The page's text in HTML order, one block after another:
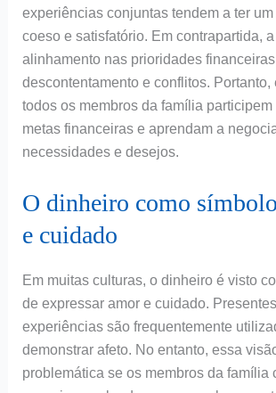
experiências conjuntas tendem a ter
coeso e satisfatório. Em contrapartida,
alinhamento nas prioridades
descontentamento e conflitos. Portanto,
todos os membros da família
metas financeiras e aprendam a
necessidades e desejos.
O dinheiro como
e cuidado
Em muitas culturas, o dinheiro é visto
de expressar amor e cuidado.
experiências são frequentemente
demonstrar afeto. No entanto, essa
problemática se os membros da família